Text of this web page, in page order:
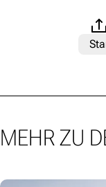
MEHR ZU